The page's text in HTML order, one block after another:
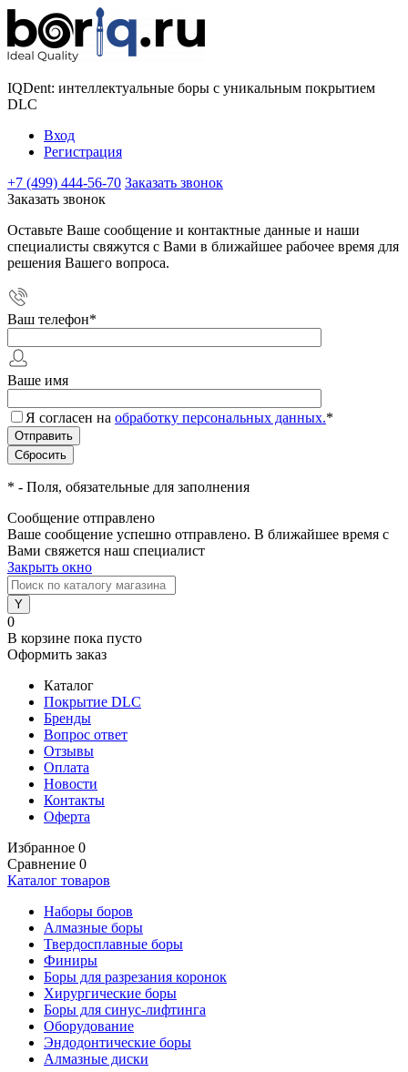
IQDent: интеллектуальные боры с уникальным покрытием
DLC
Вход
Регистрация
+7 (499) 444-56-70 Заказать звонок
Заказать звонок
Оставьте Ваше сообщение и контактные данные и наши
специалисты свяжутся с Вами в ближайшее рабочее время для
решения Вашего вопроса.
Ваш телефон*
Ваше имя
Я согласен на обработку персональных данных.*
* - Поля, обязательные для заполнения
Сообщение отправлено
Ваше сообщение успешно отправлено. В ближайшее время с
Вами свяжется наш специалист
Закрыть окно
0
В корзине пока пусто
Оформить заказ
Каталог
Покрытие DLC
Бренды
Вопрос ответ
Отзывы
Оплата
Новости
Контакты
Оферта
Избранное 0
Сравнение 0
Каталог товаров
Наборы боров
Алмазные боры
Твердосплавные боры
Финиры
Боры для разрезания коронок
Хирургические боры
Боры для синус-лифтинга
Оборудование
Эндодонтические боры
Алмазные диски